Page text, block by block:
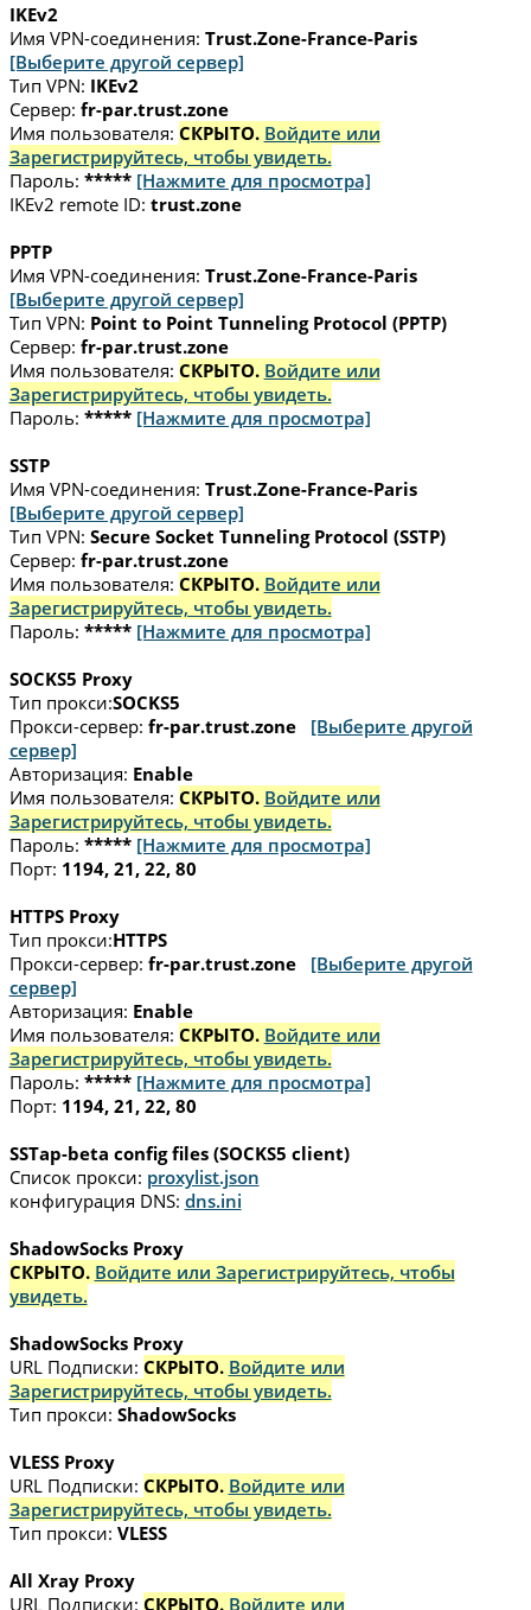
IKEv2
Имя VPN-соединения: Trust.Zone-France-Paris
[Выберите другой сервер]
Тип VPN: IKEv2
Сервер: fr-par.trust.zone
Имя пользователя: СКРЫТО. Войдите или
Зарегистрируйтесь, чтобы увидеть.
Пароль: ***** [Нажмите для просмотра]
IKEv2 remote ID: trust.zone
PPTP
Имя VPN-соединения: Trust.Zone-France-Paris
[Выберите другой сервер]
Тип VPN: Point to Point Tunneling Protocol (PPTP)
Сервер: fr-par.trust.zone
Имя пользователя: СКРЫТО. Войдите или
Зарегистрируйтесь, чтобы увидеть.
Пароль: ***** [Нажмите для просмотра]
SSTP
Имя VPN-соединения: Trust.Zone-France-Paris
[Выберите другой сервер]
Тип VPN: Secure Socket Tunneling Protocol (SSTP)
Сервер: fr-par.trust.zone
Имя пользователя: СКРЫТО. Войдите или
Зарегистрируйтесь, чтобы увидеть.
Пароль: ***** [Нажмите для просмотра]
SOCKS5 Proxy
Тип прокси:SOCKS5
Прокси-сервер: fr-par.trust.zone
[Выберите другой
сервер]
Авторизация: Enable
Имя пользователя: СКРЫТО. Войдите или
Зарегистрируйтесь, чтобы увидеть.
Пароль: ***** [Нажмите для просмотра]
Порт: 1194, 21, 22, 80
HTTPS Proxy
Тип прокси:HTTPS
Прокси-сервер: fr-par.trust.zone
[Выберите другой
сервер]
Авторизация: Enable
Имя пользователя: СКРЫТО. Войдите или
Зарегистрируйтесь, чтобы увидеть.
Пароль: ***** [Нажмите для просмотра]
Порт: 1194, 21, 22, 80
SSTap-beta config files (SOCKS5 client)
Список прокси: proxylist.json
конфигурация DNS: dns.ini
ShadowSocks Proxy
СКРЫТО. Войдите или Зарегистрируйтесь, чтобы
увидеть.
ShadowSocks Proxy
URL Подписки: СКРЫТО. Войдите или
Зарегистрируйтесь, чтобы увидеть.
Тип прокси: ShadowSocks
VLESS Proxy
URL Подписки: СКРЫТО. Войдите или
Зарегистрируйтесь, чтобы увидеть.
Тип прокси: VLESS
All Xray Proxy
URL Подписки: СКРЫТО. Войдите или